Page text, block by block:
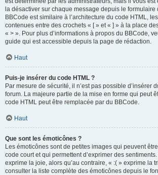
la désactiver sur chaque message depuis le formulaire
BBCode est similaire à l’architecture du code HTML,
contenues entre des crochets « [ » et « ] » à la place
« > ». Pour plus d’informations à propos du BBCode,
guide qui est accessible depuis la page de rédaction.
Haut
Puis-je insérer du code HTML ?
Par mesure de sécurité, il n’est pas possible d’insérer
forum. La majeure partie de la mise en forme qui peut
code HTML peut être remplacée par du BBCode.
Haut
Que sont les émoticônes ?
Les émoticônes sont de petites images qui peuvent
code court et qui permettent d’exprimer des
exprime la joie, alors qu’au contraire, « :( » exprime la
consulter la liste complète des émoticônes depuis le